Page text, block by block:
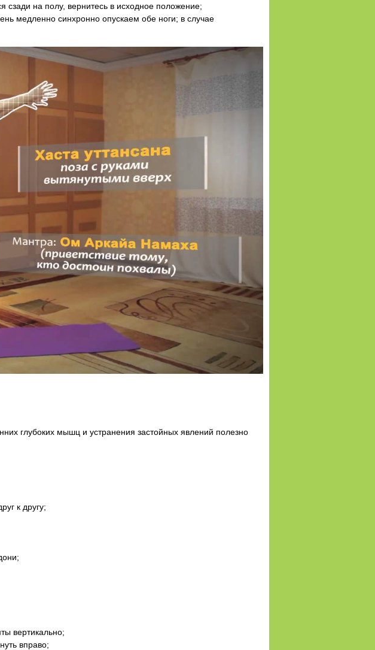
сзади на полу, вернитесь в исходное положение;
медленно синхронно опускаем обе ноги; в случае
глубоких мышц и устранения застойных явлений полезно
к другу;
вертикально;
вправо;